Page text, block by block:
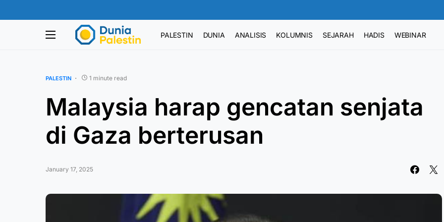
PALESTIN DUNIA ANALISIS KOLUMNIS SEJARAH HADIS WEBINAR
PALESTIN 1 minute read
Malaysia harap gencatan senjata
di Gaza berterusan
January 17, 2025